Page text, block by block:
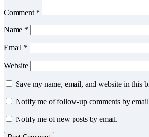
Comment *
Name *
Email *
Website
Save my name, email, and website in this
Notify me of follow-up comments by
Notify me of new posts by email.